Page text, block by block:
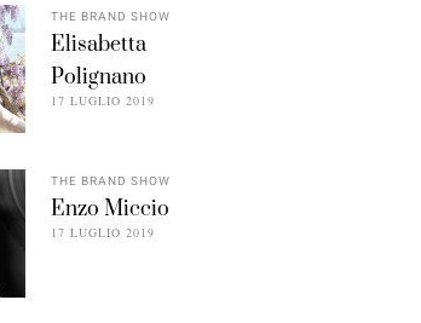
THE BRAND SHOW
Elisabetta
Polignano
17 LUGLIO 2019
THE BRAND SHOW
Enzo Miccio
17 LUGLIO 2019